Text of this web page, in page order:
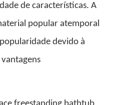
de características. A
popular atemporal
devido à